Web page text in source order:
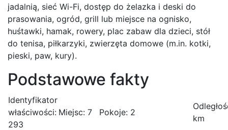
jadalnią, sieć Wi-Fi, dostęp do żelazka i deski do
prasowania, ogród, grill lub miejsce na ognisko,
huśtawki, hamak, rowery, plac zabaw dla dzieci, stół
do tenisa, piłkarzyki, zwierzęta domowe (m.in. kotki,
pieski, paw, kury).
Podstawowe fakty
Identyfikator
właściwości:
293
Miejsc: 7 Pokoje: 2
km